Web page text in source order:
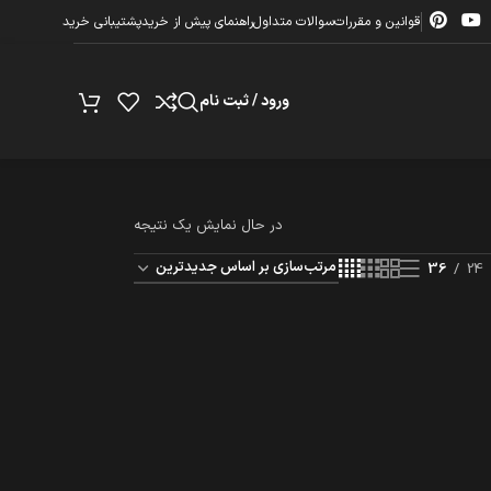
قوانین و مقرراتسوالات متداولراهنمای پیش از خریدپشتیبانی خرید
ورود / ثبت نام
در حال نمایش یک نتیجه
24
36